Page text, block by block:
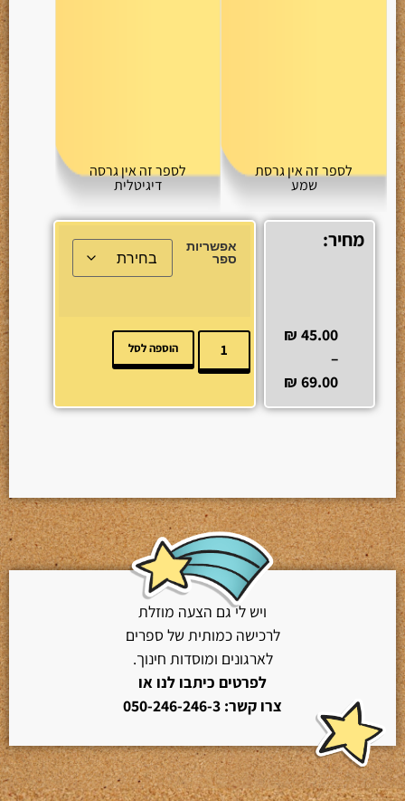
לספר זה אין גרסת
שמע
לספר זה אין גרסה
דיגיטלית
מחיר:
45.00
₪
–
69.00
₪
אפשריות
ספר
הוספה לסל
ויש לי גם הצעה מוזלת
לרכישה כמותית של ספרים
לארגונים ומוסדות חינוך.
לפרטים כיתבו לנו או
צרו קשר: 050-246-246-3